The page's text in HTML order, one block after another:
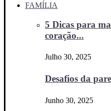
FAMÍLIA
5 Dicas para
coração...
Julho 30, 2025
Desafios da
Junho 30, 2025